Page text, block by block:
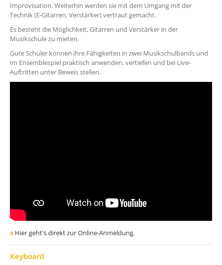
Improvisation. Weiterhin werden sie mit dem Umgang mit der
Technik (E-Gitarren, Verstärker) vertraut gemacht.
Es besteht die Möglichkeit, Gitarren und Verstärker in der
Musikschule zu mieten.
Gute Schüler können ihre Fähigkeiten in zwei Musikschulbands und
im Ensemblespiel praktisch anwenden, vertiefen und bei Live-
Auftritten unter Beweis stellen.
Hier geht's direkt zur Online-Anmeldung.
??? absaetzeOben[3]/titel ???
Keyboard